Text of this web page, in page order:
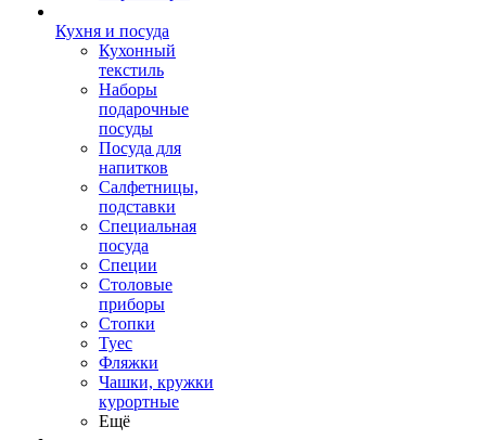
Кухня и посуда
Кухонный
текстиль
Наборы
подарочные
посуды
Посуда для
напитков
Салфетницы,
подставки
Специальная
посуда
Специи
Столовые
приборы
Стопки
Туес
Фляжки
Чашки, кружки
курортные
Ещё